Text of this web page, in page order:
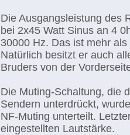
Die Ausgangsleistung des
bei 2x45 Watt Sinus an 4
30000 Hz. Das ist mehr
Natürlich besitzt er auch
Bruders von der
Die Muting-Schaltung, die
Sendern unterdrückt,
NF-Muting unterteilt.
eingestellten Lautstärke.